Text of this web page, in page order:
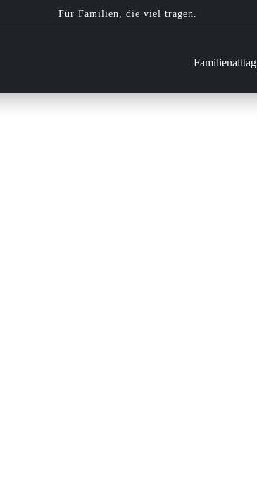
Für Familien, die viel tragen.
Familienalltag